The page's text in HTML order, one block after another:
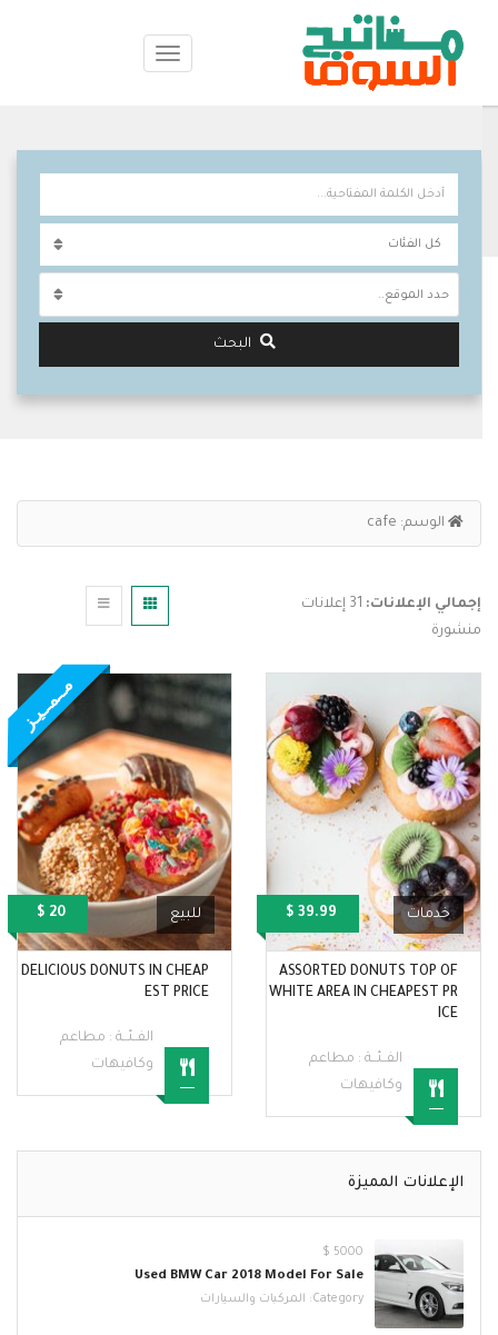
حدد الموقع..
البحث
الوسم:cafe
إجمالي الإعلانات:
31 إعلانات
منشورة
خدمات 39.99 $
ASSORTED DONUTS TOP OF
WHITE AREA IN CHEAPEST PR
ICE
الفــئــة :مطاعم
وكافيهات
مــمــيـز
للبيع 20 $
DELICIOUS DONUTS IN CHEAP
EST PRICE
الفــئــة :مطاعم
وكافيهات
الإعلانات المميزة
5000 $
Used BMW Car 2018 Model For Sale
Category: المركبات والسيارات